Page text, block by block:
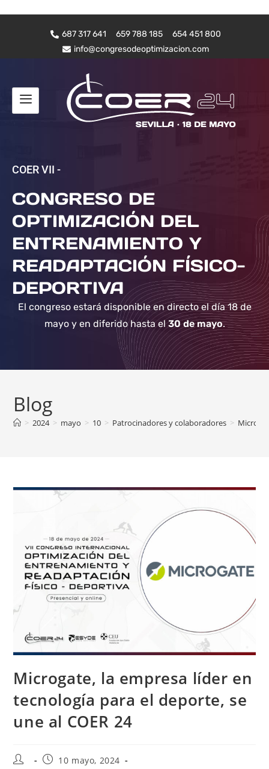
687 317 641 659 788 185
654 451 800
info@congresodeoptimizacion.com
COER VII -
CONGRESO DE
OPTIMIZACIÓN DEL
ENTRENAMIENTO Y
READAPTACIÓN FÍSICO-
DEPORTIVA
El congreso estará disponible en directo el día 18 de
mayo y en diferido hasta el30 de mayo.
Blog
> 2024 > mayo > 10 > Patrocinadores y colaboradores >
Microgate, la empresa líder en
tecnología para el deporte, se
une al COER 24
10 mayo, 2024